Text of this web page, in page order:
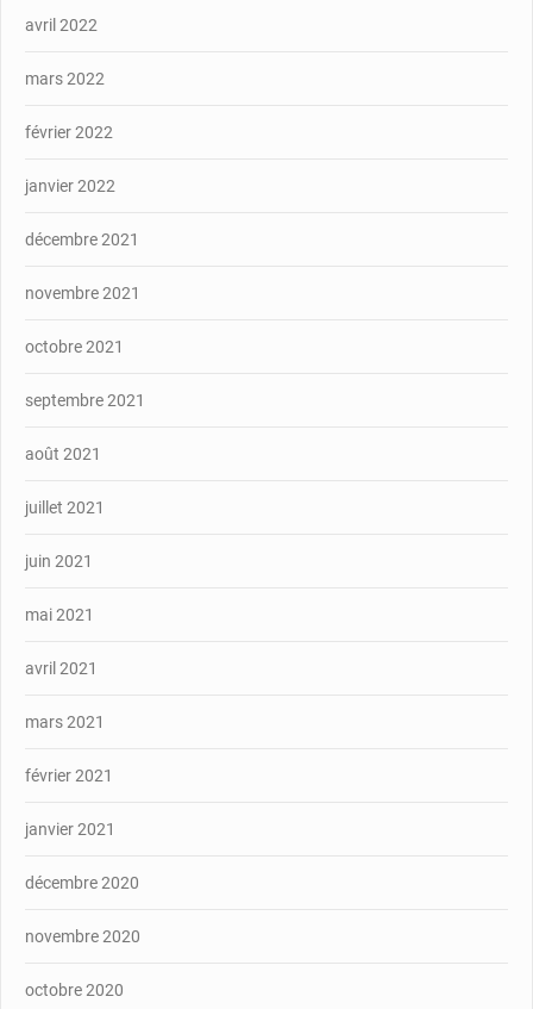
avril 2022
mars 2022
février 2022
janvier 2022
décembre 2021
novembre 2021
octobre 2021
septembre 2021
août 2021
juillet 2021
juin 2021
mai 2021
avril 2021
mars 2021
février 2021
janvier 2021
décembre 2020
novembre 2020
octobre 2020